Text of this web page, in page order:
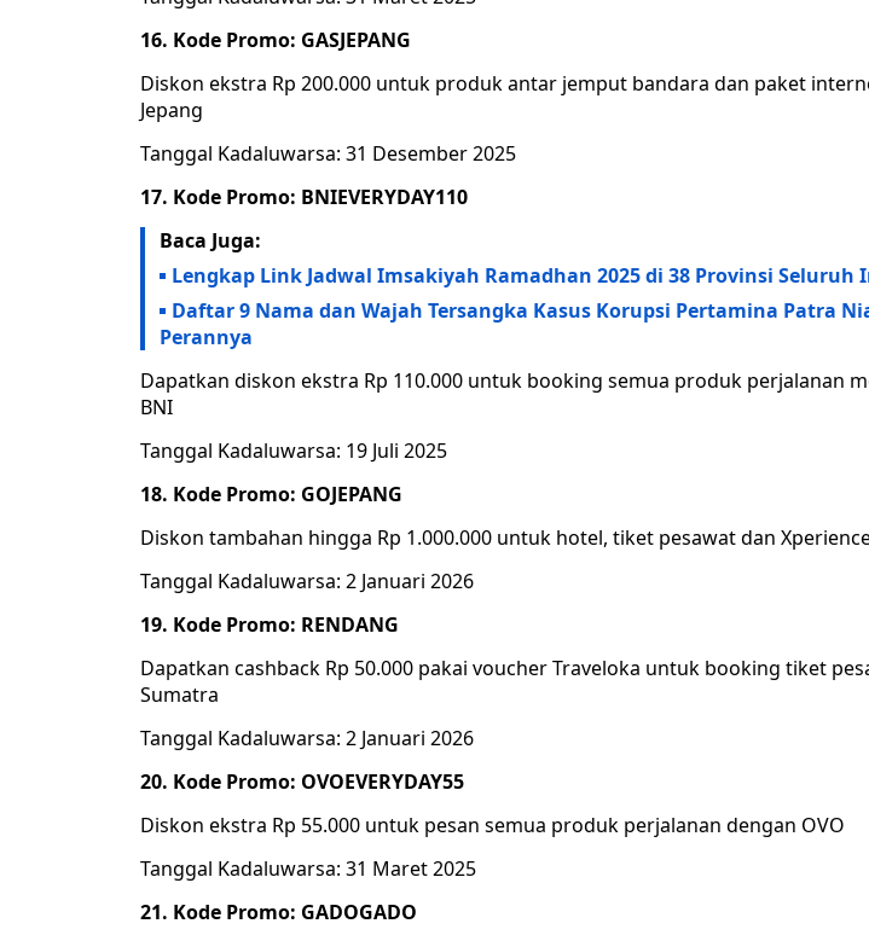
16. Kode Promo: GASJEPANG
Diskon ekstra Rp 200.000 untuk produk antar jemput bandara dan paket
Jepang
Tanggal Kadaluwarsa: 31 Desember 2025
17. Kode Promo: BNIEVERYDAY110
Baca Juga:
Lengkap Link Jadwal Imsakiyah Ramadhan 2025 di 38 Provinsi Seluruh
Daftar 9 Nama dan Wajah Tersangka Kasus Korupsi Pertamina Patra
Perannya
Dapatkan diskon ekstra Rp 110.000 untuk booking semua produk perjalanan
BNI
Tanggal Kadaluwarsa: 19 Juli 2025
18. Kode Promo: GOJEPANG
Diskon tambahan hingga Rp 1.000.000 untuk hotel, tiket pesawat dan
Tanggal Kadaluwarsa: 2 Januari 2026
19. Kode Promo: RENDANG
Dapatkan cashback Rp 50.000 pakai voucher Traveloka untuk booking tiket
Sumatra
Tanggal Kadaluwarsa: 2 Januari 2026
20. Kode Promo: OVOEVERYDAY55
Diskon ekstra Rp 55.000 untuk pesan semua produk perjalanan dengan OVO
Tanggal Kadaluwarsa: 31 Maret 2025
21. Kode Promo: GADOGADO